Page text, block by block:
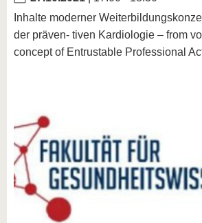
Inhalte moderner
der präven- tiven Kardiologie – from
concept of Entrustable Professional